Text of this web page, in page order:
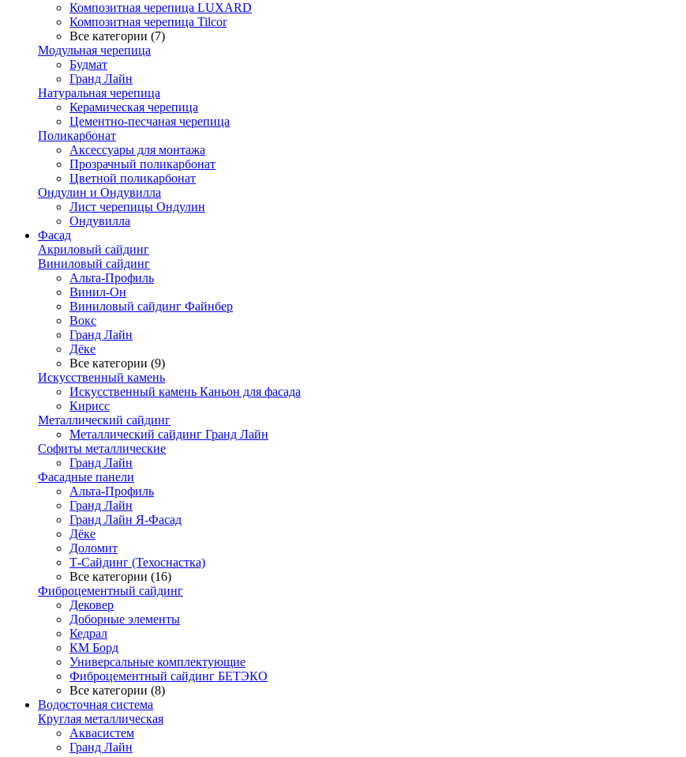
Композитная черепица LUXARD
Композитная черепица Tilcor
Все категории (7)
Модульная черепица
Будмат
Гранд Лайн
Натуральная черепица
Керамическая черепица
Цементно-песчаная черепица
Поликарбонат
Аксессуары для монтажа
Прозрачный поликарбонат
Цветной поликарбонат
Ондулин и Ондувилла
Лист черепицы Ондулин
Ондувилла
Фасад
Акриловый сайдинг
Виниловый сайдинг
Альта-Профиль
Винил-Он
Виниловый сайдинг Файнбер
Вокс
Гранд Лайн
Дёке
Все категории (9)
Искусственный камень
Искусственный камень Каньон для фасада
Кирисс
Металлический сайдинг
Металлический сайдинг Гранд Лайн
Софиты металлические
Гранд Лайн
Фасадные панели
Альта-Профиль
Гранд Лайн
Гранд Лайн Я-Фасад
Дёке
Доломит
Т-Сайдинг (Техоснастка)
Все категории (16)
Фиброцементный сайдинг
Дековер
Доборные элементы
Кедрал
КМ Борд
Универсальные комплектующие
Фиброцементный сайдинг БЕТЭКО
Все категории (8)
Водосточная система
Круглая металлическая
Аквасистем
Гранд Лайн